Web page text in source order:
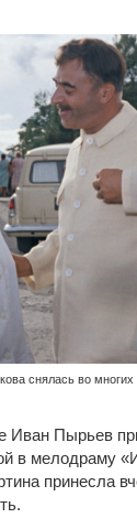
снялась во
Иван Пырьев
в мелодраму
принесла